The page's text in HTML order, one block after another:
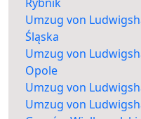
Umzug von
Śląska
Umzug von
Opole
Umzug von
Umzug von